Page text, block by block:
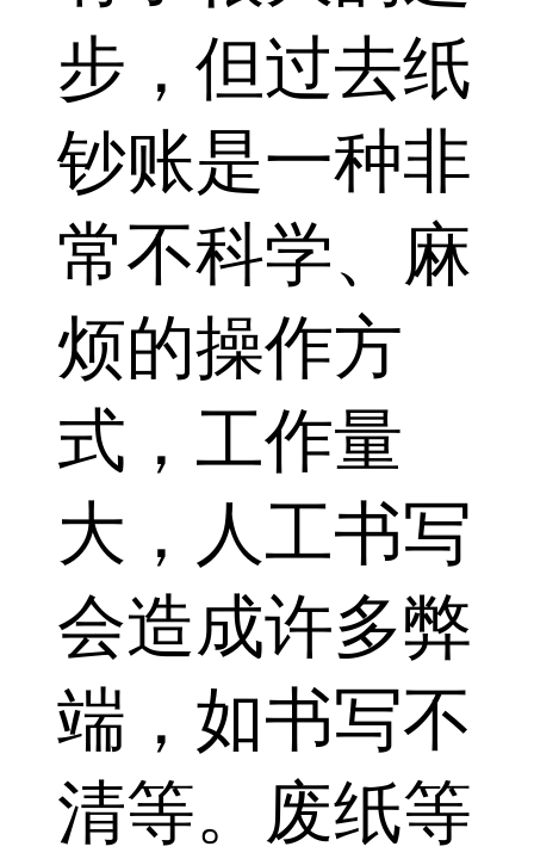
步，但过去纸
钞账是一种非
常不科学、麻
烦的操作方
式，工作量
大，人工书写
会造成许多弊
端，如书写不
清等。废纸等